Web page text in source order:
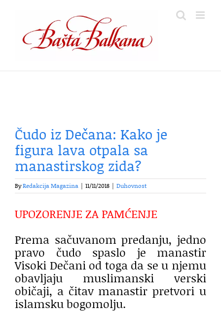
content
Čudo iz Dečana: Kako je
figura lava otpala sa
manastirskog zida?
ByRedakcija Magazina 11/11/2018 Duhovnost
UPOZORENJE ZA PAMĆENJE
Prema sačuvanom predanju, jedno
pravo čudo spaslo je manastir
Visoki Dečani od toga da se u njemu
obavljaju muslimanski verski
običaji, a čitav manastir pretvori u
islamsku bogomolju.